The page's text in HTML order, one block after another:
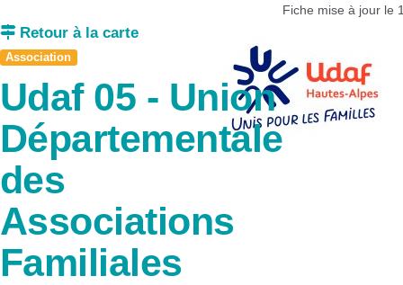
Fiche mise à jour le
Retour à la carte
Association
Udaf 05 - Union
Départementale
des
Associations
Familiales